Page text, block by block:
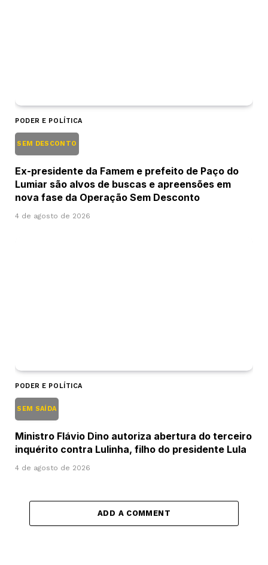
PODER E POLÍTICA
SEM DESCONTO
Ex-presidente da Famem e prefeito de Paço do
Lumiar são alvos de buscas e apreensões em
nova fase da Operação Sem Desconto
4 de agosto de 2026
PODER E POLÍTICA
SEM SAÍDA
Ministro Flávio Dino autoriza abertura do terceiro
inquérito contra Lulinha, filho do presidente Lula
4 de agosto de 2026
ADD A COMMENT